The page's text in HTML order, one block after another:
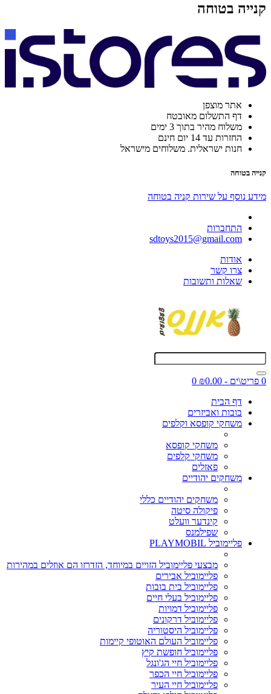
קנייה בטוחה
אתר מוצפן
דף התשלום מאובטח
משלוח מהיר בתוך 3 ימים
החזרות עד 14 יום חינם
חנות ישראלית. משלוחים מישראל
קנייה בטוחה
מידע נוסף על שירות קניה בטוחה
התחברות
sdtoys2015@gmail.com
אודות
צרו קשר
שאלות ותשובות
0 פריט\ים - ₪0.00
0
דף הבית
בובות ואביזרים
משחקי קופסא וקלפים
משחקי קופסא
משחקי קלפים
פאזלים
משחקים יהודיים
משחקים יהודיים כללי
פיקולה סיטה
קינדער וועלט
שפילמנס
פליימוביל PLAYMOBIL
מבצעי פליימוביל הזויים במיוחד, הזדרזו הם אוזלים במהירות
פליימוביל אבירים
פליימוביל בית בובות
פליימוביל בעלי חיים
פליימוביל דמויות
פליימוביל דרקונים
פליימוביל היסטוריה
פליימוביל העולם האוטופי קיימות
פליימוביל חופשת קיץ
פליימוביל חיי הג'ונגל
פליימוביל חיי הכפר
פליימוביל חיי העיר